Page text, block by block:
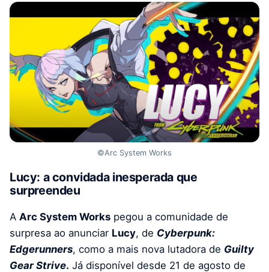
©Arc System Works
Lucy: a convidada inesperada que
surpreendeu
A Arc System Works pegou a comunidade de
surpresa ao anunciar Lucy, de Cyberpunk:
Edgerunners, como a mais nova lutadora de Guilty
Gear Strive. Já disponível desde 21 de agosto de